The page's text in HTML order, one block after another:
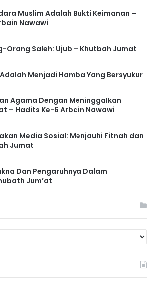
Muslim Adalah Bukti Keimanan –
Nawawi
Orang Saleh: Ujub – Khutbah Jumat
Menjadi Hamba Yang Bersyukur
Agama Dengan Meninggalkan
– Hadits Ke-6 Arbain Nawawi
Media Sosial: Menjauhi Fitnah dan
Jumat
Dan Pengaruhnya Dalam
Jum’at